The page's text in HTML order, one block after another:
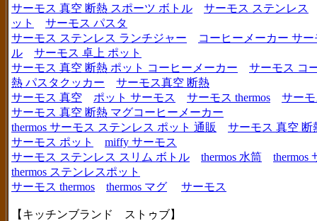
サーモス 真空 断熱 スポーツ ボトル
サーモス ステンレス
ット
サーモス パスタ
サーモス ステンレス ランチジャー
コーヒーメーカー サー
ル
サーモス 卓上 ポット
サーモス 真空 断熱 ポット コーヒーメーカー
サーモス コ
熱 パスタクッカー
サーモス真空 断熱
サーモス 真空
ポット サーモス サーモス thermos
サー
サーモス 真空 断熱 マグコーヒーメーカー
thermos サーモス ステンレス ポット 通販
サーモス 真空 断
サーモス ポット
miffy サーモス
サーモス ステンレス スリム ボトル
thermos 水筒
thermos
thermos ステンレスポット
サーモス thermos
thermos マグ サーモス
【キッチンブランド ストゥブ】